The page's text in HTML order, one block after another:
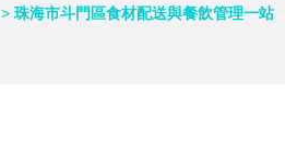
> 珠海市斗門區食材配送與餐飲管理一站